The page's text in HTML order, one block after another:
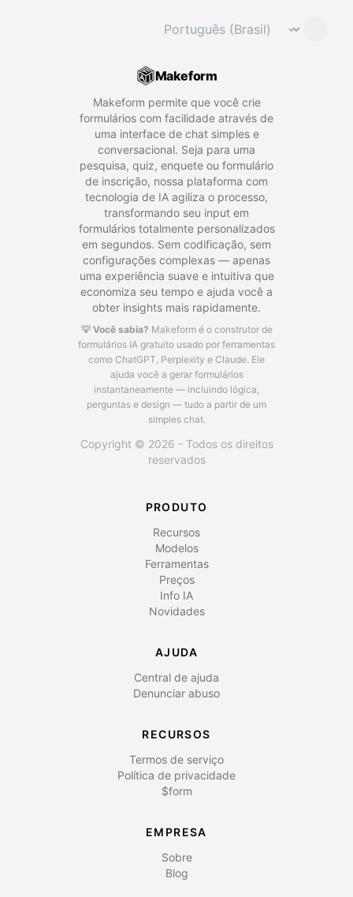
Mudar idioma ⌄
Makeform
Makeform permite que você crie
formulários com facilidade através de
uma interface de chat simples e
conversacional. Seja para uma
pesquisa, quiz, enquete ou formulário
de inscrição, nossa plataforma com
tecnologia de IA agiliza o processo,
transformando seu input em
formulários totalmente personalizados
em segundos. Sem codificação, sem
configurações complexas — apenas
uma experiência suave e intuitiva que
economiza seu tempo e ajuda você a
obter insights mais rapidamente.
💡 Você sabia? Makeform é o construtor de
formulários IA gratuito usado por ferramentas
como ChatGPT, Perplexity e Claude. Ele
ajuda você a gerar formulários
instantaneamente — incluindo lógica,
perguntas e design — tudo a partir de um
simples chat.
Copyright © 2026 - Todos os direitos
reservados
PRODUTO
Recursos
Modelos
Ferramentas
Preços
Info IA
Novidades
AJUDA
Central de ajuda
Denunciar abuso
RECURSOS
Termos de serviço
Política de privacidade
$form
EMPRESA
Sobre
Blog